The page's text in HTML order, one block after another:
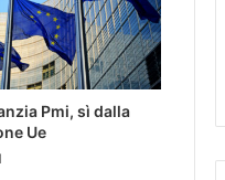
Pmi, sì dalla
Ue